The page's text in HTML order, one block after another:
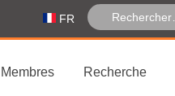
FR
Membres Recherche